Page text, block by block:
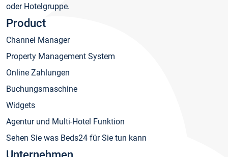
oder Hotelgruppe.
Product
Channel Manager
Property Management System
Online Zahlungen
Buchungsmaschine
Widgets
Agentur und Multi-Hotel Funktion
Sehen Sie was Beds24 für Sie tun kann